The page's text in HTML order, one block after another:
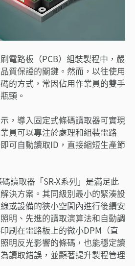
電路板（PCB）組裝製程中，嚴
質保證的關鍵。然而，以往使用
的方式，常因佔用作業員的雙手
頸。
，導入固定式條碼讀取器可實現
員可以專注於處理和組裝電路
可自動讀取ID，直接縮短生產節
讀取器「SR-X系列」是滿足此
決方案。其同級別最小的緊湊設
或設備的狹小空間內進行後續安
明、先進的讀取演算法和自動調
刷在電路板上的微小DPM（直
明反光影響的條碼，也能穩定讀
讀取錯誤，並顯著提升製程管理